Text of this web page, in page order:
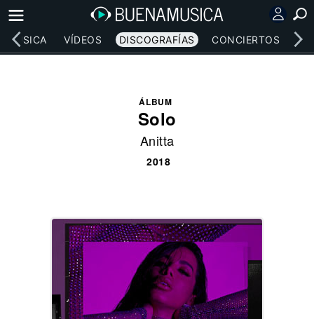
MÚSICA VÍDEOS DISCOGRAFÍAS CONCIERTOS
ÁLBUM
Solo
Anitta
2018